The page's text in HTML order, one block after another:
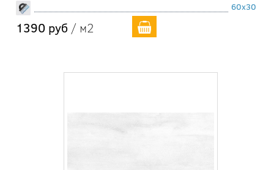
60x30
1390 руб / м2